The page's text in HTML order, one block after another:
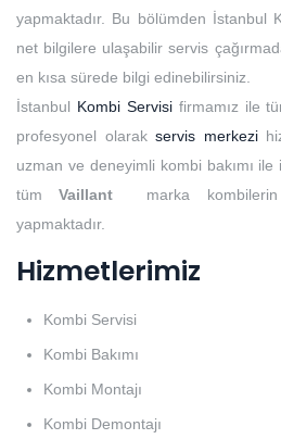
yapmaktadır. Bu bölümden İstanbul
net bilgilere ulaşabilir servis
en kısa sürede bilgi edinebilirsiniz.
İstanbul Kombi Servisi firmamız ile
profesyonel olarak servis merkezi
uzman ve deneyimli kombi bakımı
tümVaillant marka kombilerin
yapmaktadır.
Hizmetlerimiz
Kombi Servisi
Kombi Bakımı
Kombi Montajı
Kombi Demontajı